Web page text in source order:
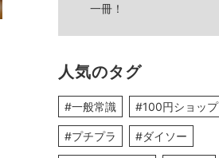
一冊！
人気のタグ
#一般常識 #100円ショップ
#プチプラ #ダイソー